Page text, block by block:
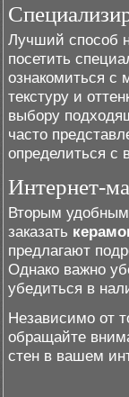
Лучший способ
посетить
ознакомиться с
текстуру и
выбору
часто
определиться с
Интернет-
Вторым удобным
заказать
предлагают
Однако важно
убедиться в
Независимо от
обращайте
стен в вашем